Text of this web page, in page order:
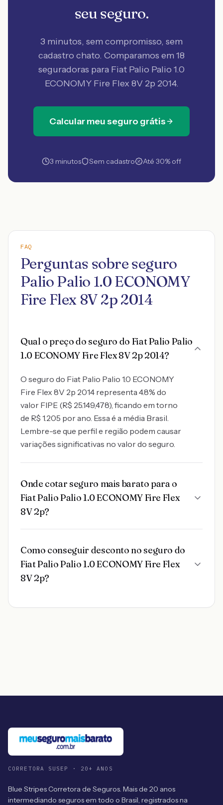
seu seguro.
3 minutos, sem compromisso, sem
cadastro chato. Comparamos em 18
seguradoras para Fiat Palio Palio 1.0
ECONOMY Fire Flex 8V 2p 2014.
Calcular meu seguro grátis
3 minutos Sem cadastro Até 30% off
FAQ
Perguntas sobre seguro
Palio Palio 1.0 ECONOMY
Fire Flex 8V 2p 2014
Qual o preço do seguro do Fiat Palio Palio
1.0 ECONOMY Fire Flex 8V 2p 2014?
O seguro do Fiat Palio Palio 1.0 ECONOMY
Fire Flex 8V 2p 2014 representa 4.8% do
valor FIPE (R$ 25.149,478), ficando em torno
de R$ 1.205 por ano. Essa é a média Brasil.
Lembre-se que perfil e região podem causar
variações significativas no valor do seguro.
Onde cotar seguro mais barato para o
Fiat Palio Palio 1.0 ECONOMY Fire Flex
8V 2p?
Como conseguir desconto no seguro do
Fiat Palio Palio 1.0 ECONOMY Fire Flex
8V 2p?
CORRETORA SUSEP · 20+ ANOS
Blue Stripes Corretora de Seguros. Mais de 20 anos
intermediando seguros em todo o Brasil, registrados na